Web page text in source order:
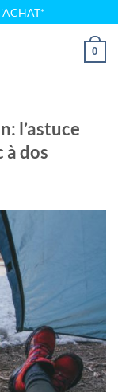
0
l’astuce
à dos